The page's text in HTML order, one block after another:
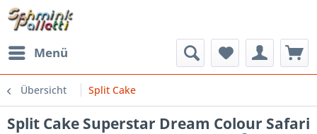
Menü
Übersicht Split Cake
Split Cake Superstar Dream Colour Safari